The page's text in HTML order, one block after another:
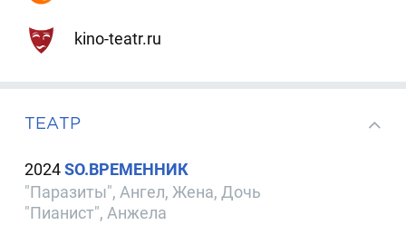
kino-teatr.ru
ТЕАТР
2024SO.ВРЕМЕННИК
"Паразиты", Ангел, Жена, Дочь
"Пианист", Анжела